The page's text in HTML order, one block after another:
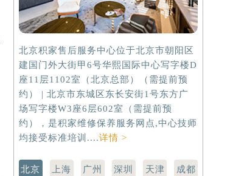
北京积家售后服务中心位于北京市朝阳区
建国门外大街甲6号华熙国际中心写字楼D
座11层1102室（北京总部）（需提前预
约） | 北京市东城区东长安街1号东方广
场写字楼W3座6层602室（需提前预
约），是积家维修保养服务网点,中心技师
均接受标准培训....详情 >
北京 上海 广州 深圳 天津 成都